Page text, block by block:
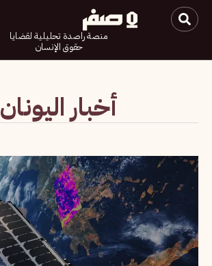
منصة راصدة تحليلية لقضايا
حقوق الإنسان
أخبار اليونان